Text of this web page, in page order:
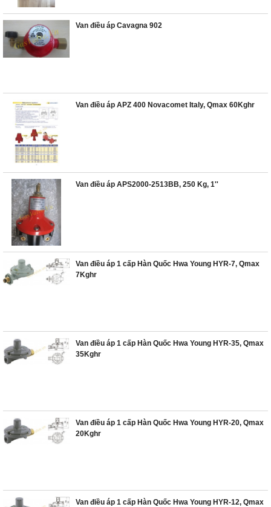
Van điều áp Cavagna 902
Van điều áp APZ 400 Novacomet Italy, Qmax 60Kghr
Van điều áp APS2000-2513BB, 250 Kg, 1''
Van điều áp 1 cấp Hàn Quốc Hwa Young HYR-7, Qmax
7Kghr
Van điều áp 1 cấp Hàn Quốc Hwa Young HYR-35, Qmax
35Kghr
Van điều áp 1 cấp Hàn Quốc Hwa Young HYR-20, Qmax
20Kghr
Van điều áp 1 cấp Hàn Quốc Hwa Young HYR-12, Qmax